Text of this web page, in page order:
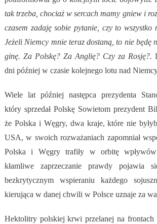
tak trzeba, chociaż w sercach mamy gniew i
czasem zadaję sobie pytanie, czy to wszystko
Jeżeli Niemcy mnie teraz dostaną, to nie będę
ginę. Za Polskę? Za Anglię? Czy za Rosję?.
dni później w czasie kolejnego lotu nad
Wiele lat później następca prezydenta
który sprzedał Polskę Sowietom prezydent
że Polska i Węgry, dwa kraje, które nie
USA, w swoich rozważaniach zapomniał
Polska i Węgry trafiły w orbitę
kłamliwe zaprzeczanie prawdy pojawia
bezkrytycznym wspieraniu każdego
kierująca w danej chwili w Polsce uznaje za
Hektolitry polskiej krwi przelanej na